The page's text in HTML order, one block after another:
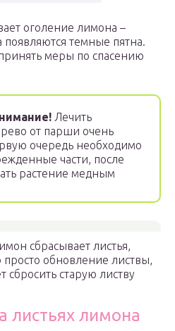
оголение лимона –
темные пятна.
меры по спасению
Лечить
от парши очень
очередь необходимо
части, после
растение медным
сбрасывает листья,
просто обновление листвы,
сбросить старую листву
листьях лимона